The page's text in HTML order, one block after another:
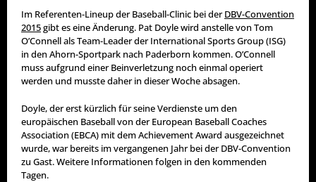
Im Referenten-Lineup der Baseball-Clinic bei derDBV-Convention
2015gibt es eine Änderung. Pat Doyle wird anstelle von Tom
O’Connell als Team-Leader der International Sports Group (ISG)
in den Ahorn-Sportpark nach Paderborn kommen. O’Connell
muss aufgrund einer Beinverletzung noch einmal operiert
werden und musste daher in dieser Woche absagen.
Doyle, der erst kürzlich für seine Verdienste um den
europäischen Baseball von der European Baseball Coaches
Association (EBCA) mit dem Achievement Award ausgezeichnet
wurde, war bereits im vergangenen Jahr bei der DBV-Convention
zu Gast. Weitere Informationen folgen in den kommenden
Tagen.